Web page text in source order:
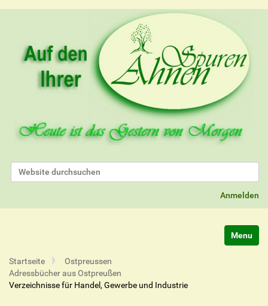
Website durchsuchen
Anmelden
Startseite
Ostpreussen
Adressbücher aus Ostpreußen
Verzeichnisse für Handel, Gewerbe und Industrie